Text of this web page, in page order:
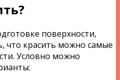
поверхности,
что красить можно самые
Условно можно